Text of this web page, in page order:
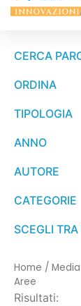
CERCA
ORDINA
TIPOLOGIA
ANNO
AUTORE
CATEGORIE
SCEGLI
Home /
Aree
Risultati: